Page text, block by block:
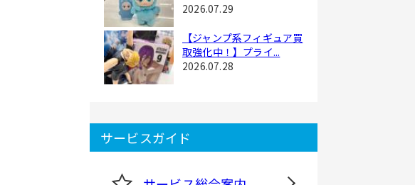
2026.07.29
【ジャンプ系フィギュア買
取強化中！】プライ...
2026.07.28
サービスガイド